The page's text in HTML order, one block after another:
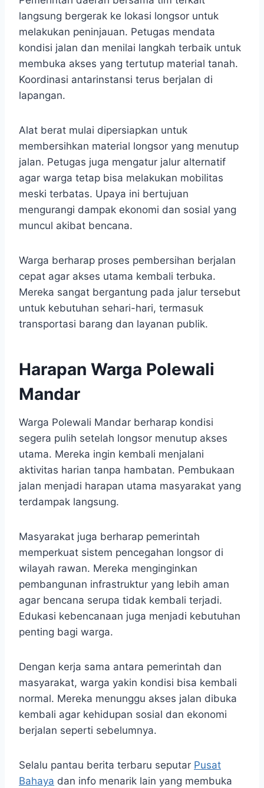
langsung bergerak ke lokasi longsor untuk
melakukan peninjauan. Petugas mendata
kondisi jalan dan menilai langkah terbaik untuk
membuka akses yang tertutup material tanah.
Koordinasi antarinstansi terus berjalan di
lapangan.
Alat berat mulai dipersiapkan untuk
membersihkan material longsor yang menutup
jalan. Petugas juga mengatur jalur alternatif
agar warga tetap bisa melakukan mobilitas
meski terbatas. Upaya ini bertujuan
mengurangi dampak ekonomi dan sosial yang
muncul akibat bencana.
Warga berharap proses pembersihan berjalan
cepat agar akses utama kembali terbuka.
Mereka sangat bergantung pada jalur tersebut
untuk kebutuhan sehari-hari, termasuk
transportasi barang dan layanan publik.
Harapan Warga Polewali
Mandar
Warga Polewali Mandar berharap kondisi
segera pulih setelah longsor menutup akses
utama. Mereka ingin kembali menjalani
aktivitas harian tanpa hambatan. Pembukaan
jalan menjadi harapan utama masyarakat yang
terdampak langsung.
Masyarakat juga berharap pemerintah
memperkuat sistem pencegahan longsor di
wilayah rawan. Mereka menginginkan
pembangunan infrastruktur yang lebih aman
agar bencana serupa tidak kembali terjadi.
Edukasi kebencanaan juga menjadi kebutuhan
penting bagi warga.
Dengan kerja sama antara pemerintah dan
masyarakat, warga yakin kondisi bisa kembali
normal. Mereka menunggu akses jalan dibuka
kembali agar kehidupan sosial dan ekonomi
berjalan seperti sebelumnya.
Selalu pantau berita terbaru seputar Pusat
Bahaya dan info menarik lain yang membuka